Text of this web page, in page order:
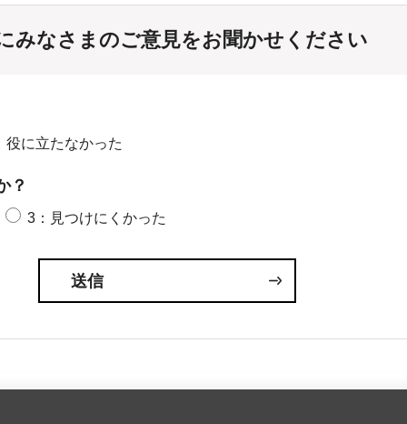
みなさまのご意見をお聞かせください
役に立たなかった
？
3：見つけにくかった